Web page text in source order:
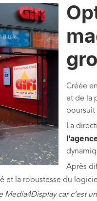
Créée
et de la
poursuit
​La
Après
et la robustesse du
car c’est